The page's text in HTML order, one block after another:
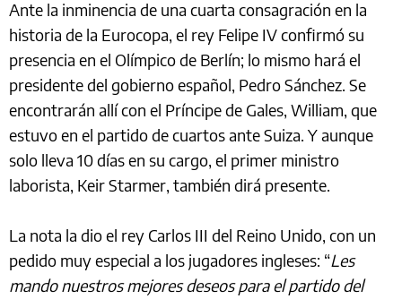
Ante la inminencia de una cuarta consagración en la
historia de la Eurocopa, el rey Felipe IV confirmó su
presencia en el Olímpico de Berlín; lo mismo hará el
presidente del gobierno español, Pedro Sánchez. Se
encontrarán allí con el Príncipe de Gales, William, que
estuvo en el partido de cuartos ante Suiza. Y aunque
solo lleva 10 días en su cargo, el primer ministro
laborista, Keir Starmer, también dirá presente.
La nota la dio el rey Carlos III del Reino Unido, con un
pedido muy especial a los jugadores ingleses: “Les
mando nuestros mejores deseos para el partido del